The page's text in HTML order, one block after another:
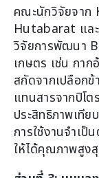
คณะนักวิจัยจาก
Hutabarat แล
วิจัยการพัฒนา
เกษตร เช่น กาก
สกัดจากเปลือก
แทนสารจากปิโ
ประสิทธิภาพเทีย
การใช้งานจำเ
ให้ได้คุณภาพสูง